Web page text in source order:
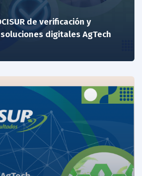
de verificación y
digitales AgTech